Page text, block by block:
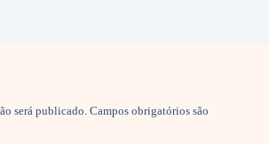
será publicado. Campos obrigatórios são